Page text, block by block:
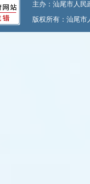
主办：汕尾市人民
版权所有：汕尾